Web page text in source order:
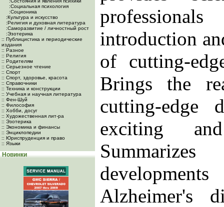
:Социальная психология
:Соционика
:Культура и искусство
:Религия и духовная литература
:Саморазвитие / личностный рост
:Эзотерика
:: Публицистика и периодические
издания
:: Разное
:: Религия
:: Родителям
:: Серьезное чтение
:: Спорт
:: Спорт, здоровье, красота
:: Справочники
:: Техника и конструкции
:: Учебная и научная литература
:: Фен-Шуй
:: Философия
:: Хобби, досуг
:: Художественная лит-ра
:: Эзотерика
:: Экономика и финансы
:: Энциклопедии
:: Юриспруденция и право
:: Языки
Новинки
introduction
of cutting-
Brings the
cutting-edge
exciting
Alzheimer's